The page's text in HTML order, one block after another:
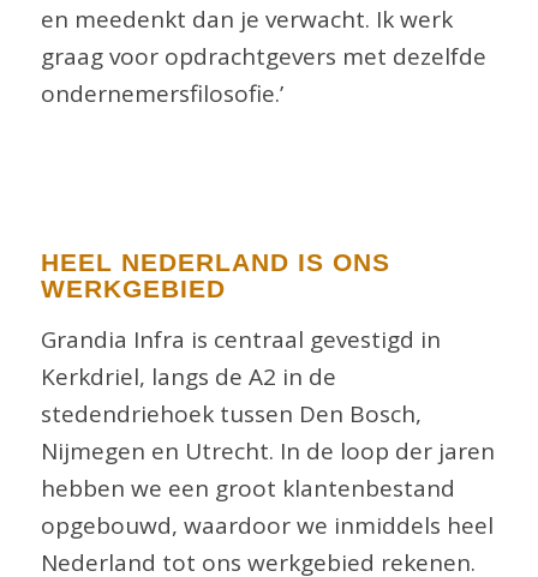
en meedenkt dan je verwacht. Ik werk
graag voor opdrachtgevers met dezelfde
ondernemersfilosofie.’
HEEL NEDERLAND IS ONS
WERKGEBIED
Grandia Infra is centraal gevestigd in
Kerkdriel, langs de A2 in de
stedendriehoek tussen Den Bosch,
Nijmegen en Utrecht. In de loop der jaren
hebben we een groot klantenbestand
opgebouwd, waardoor we inmiddels heel
Nederland tot ons werkgebied rekenen.